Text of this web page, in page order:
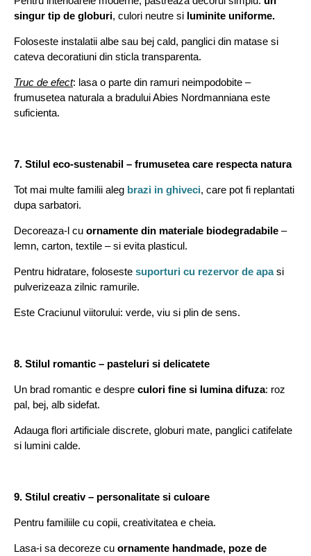
singur tip de globuri, culori neutre si luminite uniforme.
Foloseste instalatii albe sau bej cald, panglici din matase si
cateva decoratiuni din sticla transparenta.
Truc de efect: lasa o parte din ramuri neimpodobite –
frumusetea naturala a bradului Abies Nordmanniana este
suficienta.
7. Stilul eco-sustenabil – frumusetea care respecta natura
Tot mai multe familii aleg brazi in ghiveci, care pot fi replantati
dupa sarbatori.
Decoreaza-l cu ornamente din materiale biodegradabile –
lemn, carton, textile – si evita plasticul.
Pentru hidratare, foloseste suporturi cu rezervor de apasi
pulverizeaza zilnic ramurile.
Este Craciunul viitorului: verde, viu si plin de sens.
8. Stilul romantic – pasteluri si delicatete
Un brad romantic e despre culori fine si lumina difuza: roz
pal, bej, alb sidefat.
Adauga flori artificiale discrete, globuri mate, panglici catifelate
si lumini calde.
9. Stilul creativ – personalitate si culoare
Pentru familiile cu copii, creativitatea e cheia.
Lasa-i sa decoreze cu ornamente handmade, poze de